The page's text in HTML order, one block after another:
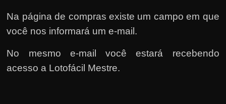
Na página de compras existe um campo em que
você nos informará um e-mail.
No mesmo e-mail você estará recebendo
acesso a Lotofácil Mestre.